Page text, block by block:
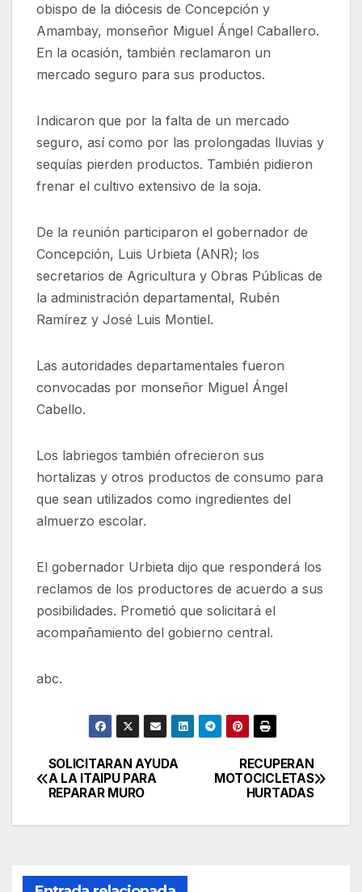
obispo de la diócesis de Concepción y
Amambay, monseñor Miguel Ángel Caballero.
En la ocasión, también reclamaron un
mercado seguro para sus productos.
Indicaron que por la falta de un mercado
seguro, así como por las prolongadas lluvias y
sequías pierden productos. También pidieron
frenar el cultivo extensivo de la soja.
De la reunión participaron el gobernador de
Concepción, Luis Urbieta (ANR); los
secretarios de Agricultura y Obras Públicas de
la administración departamental, Rubén
Ramírez y José Luis Montiel.
Las autoridades departamentales fueron
convocadas por monseñor Miguel Ángel
Cabello.
Los labriegos también ofrecieron sus
hortalizas y otros productos de consumo para
que sean utilizados como ingredientes del
almuerzo escolar.
El gobernador Urbieta dijo que responderá los
reclamos de los productores de acuerdo a sus
posibilidades. Prometió que solicitará el
acompañamiento del gobierno central.
abc.
Navegación
de
RECUPERAN
MOTOCICLETAS
HURTADAS
SOLICITARAN AYUDA
A LA ITAIPU PARA
REPARAR MURO